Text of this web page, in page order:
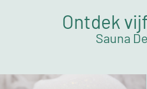
Ontdek
Sauna